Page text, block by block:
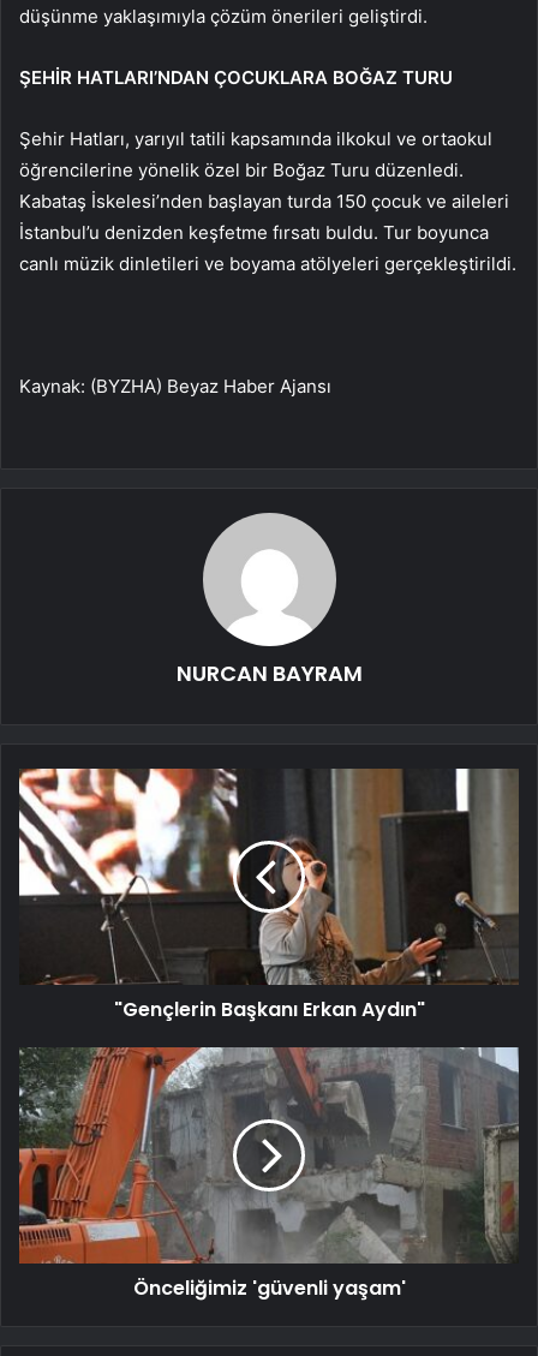
düşünme yaklaşımıyla çözüm önerileri geliştirdi.
ŞEHİR HATLARI’NDAN ÇOCUKLARA BOĞAZ TURU
Şehir Hatları, yarıyıl tatili kapsamında ilkokul ve ortaokul
öğrencilerine yönelik özel bir Boğaz Turu düzenledi.
Kabataş İskelesi’nden başlayan turda 150 çocuk ve aileleri
İstanbul’u denizden keşfetme fırsatı buldu. Tur boyunca
canlı müzik dinletileri ve boyama atölyeleri gerçekleştirildi.
Kaynak: (BYZHA) Beyaz Haber Ajansı
NURCAN BAYRAM
"Gençlerin Başkanı Erkan Aydın"
Önceliğimiz 'güvenli yaşam'